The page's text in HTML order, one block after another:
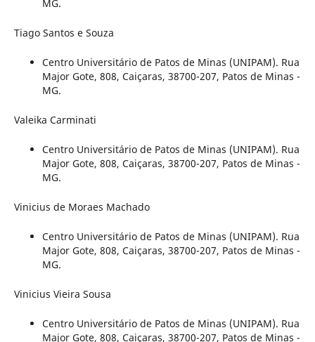
MG.
Tiago Santos e Souza
Centro Universitário de Patos de Minas (UNIPAM). Rua
Major Gote, 808, Caiçaras, 38700-207, Patos de Minas -
MG.
Valeika Carminati
Centro Universitário de Patos de Minas (UNIPAM). Rua
Major Gote, 808, Caiçaras, 38700-207, Patos de Minas -
MG.
Vinicius de Moraes Machado
Centro Universitário de Patos de Minas (UNIPAM). Rua
Major Gote, 808, Caiçaras, 38700-207, Patos de Minas -
MG.
Vinicius Vieira Sousa
Centro Universitário de Patos de Minas (UNIPAM). Rua
Major Gote, 808, Caiçaras, 38700-207, Patos de Minas -